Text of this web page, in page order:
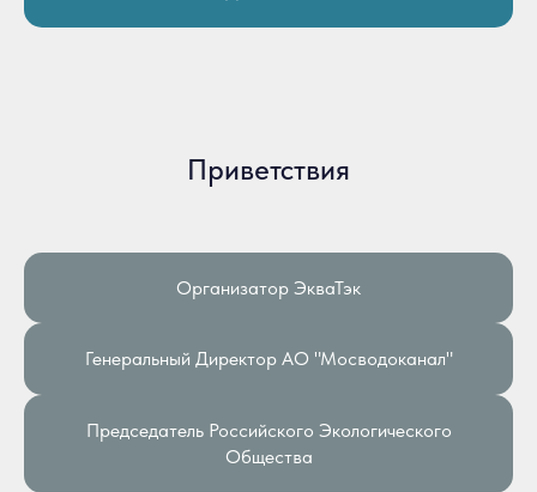
Приветствия
Организатор ЭкваТэк
Генеральный Директор АО "Мосводоканал"
Председатель Российского Экологического
Общества